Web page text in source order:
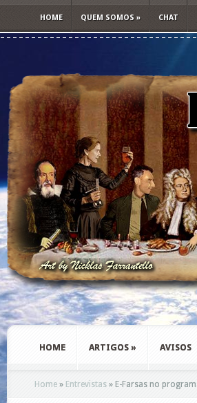
HOME QUEM SOMOS » CHAT
HOME ARTIGOS » AVISOS
Home » Entrevistas » E-Farsas no